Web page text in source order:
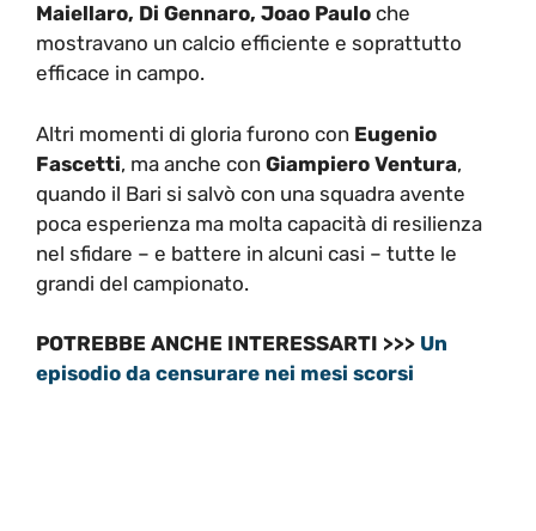
Maiellaro, Di Gennaro, Joao Paulo che
mostravano un calcio efficiente e soprattutto
efficace in campo.
Altri momenti di gloria furono con Eugenio
Fascetti, ma anche con Giampiero Ventura,
quando il Bari si salvò con una squadra avente
poca esperienza ma molta capacità di resilienza
nel sfidare – e battere in alcuni casi – tutte le
grandi del campionato.
POTREBBE ANCHE INTERESSARTI >>> Un
episodio da censurare nei mesi scorsi